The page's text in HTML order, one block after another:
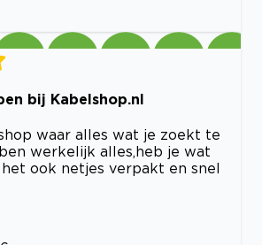
bij Kabelshop.nl
waar alles wat je zoekt te
werkelijk alles,heb je wat
ook netjes verpakt en snel